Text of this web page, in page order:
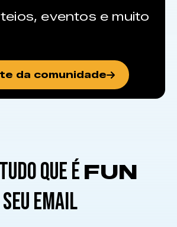
eventos e muito
da comunidade
QUE É FUN
EMAIL